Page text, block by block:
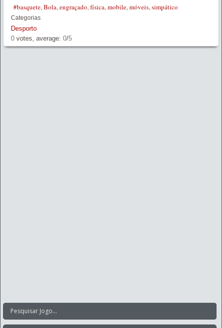
#basquete,Bola,engraçado,física,mobile,móveis,simpático
Categorias
Desporto
0 votes, average: 0/5